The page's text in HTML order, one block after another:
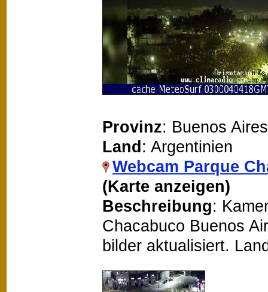
Provinz: Buenos Aires
Land: Argentinien
Webcam Parque
(Karte anzeigen)
Beschreibung:
Chacabuco Buenos
bilder aktualisiert.